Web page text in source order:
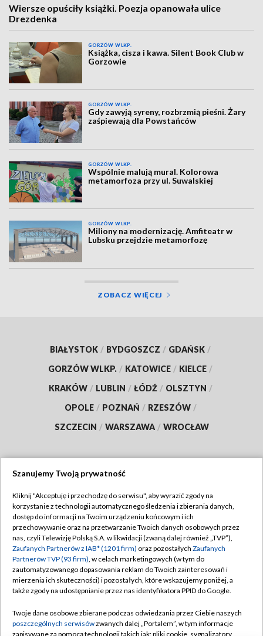
Wiersze opuściły książki. Poezja opanowała ulice
Drezdenka
GORZÓW WLKP.
Książka, cisza i kawa. Silent Book Club w
Gorzowie
GORZÓW WLKP.
Gdy zawyją syreny, rozbrzmią pieśni. Żary
zaśpiewają dla Powstańców
GORZÓW WLKP.
Wspólnie malują mural. Kolorowa
metamorfoza przy ul. Suwalskiej
GORZÓW WLKP.
Miliony na modernizację. Amfiteatr w
Lubsku przejdzie metamorfozę
ZOBACZ WIĘCEJ
BIAŁYSTOK / BYDGOSZCZ / GDAŃSK /
GORZÓW WLKP. / KATOWICE / KIELCE /
KRAKÓW / LUBLIN / ŁÓDŹ / OLSZTYN /
OPOLE / POZNAŃ / RZESZÓW /
SZCZECIN / WARSZAWA / WROCŁAW
TVP
Abonament TVP
Emisja w TVP
Centrum informacji TVP
Naziemna Telewizja Cyfrowa
Rada Programowa
Regulamin TVP
Polityka prywatności
Moje zgody
Pomoc
Kontakt
Szanujemy Twoją prywatność
Kliknij "Akceptuję i przechodzę do serwisu", aby wyrazić zgody na
korzystanie z technologii automatycznego śledzenia i zbierania danych,
dostęp do informacji na Twoim urządzeniu końcowym i ich
przechowywanie oraz na przetwarzanie Twoich danych osobowych przez
nas, czyli Telewizję Polską S.A. w likwidacji (zwaną dalej również „TVP”),
Zaufanych Partnerów z IAB* (1201 firm) oraz pozostałych Zaufanych
Partnerów TVP (93 firm), w celach marketingowych (w tym do
zautomatyzowanego dopasowania reklam do Twoich zainteresowań i
mierzenia ich skuteczności) i pozostałych, które wskazujemy poniżej, a
także zgody na udostępnianie przez nas identyfikatora PPID do Google.
Twoje dane osobowe zbierane podczas odwiedzania przez Ciebie naszych
poszczególnych serwisówzwanych dalej „Portalem”, w tym informacje
zapisywane za pomocą technologii takich jak: pliki cookie, sygnalizatory